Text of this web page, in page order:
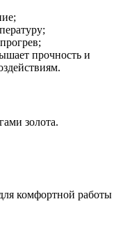
прочность и
золота.
комфортной работы